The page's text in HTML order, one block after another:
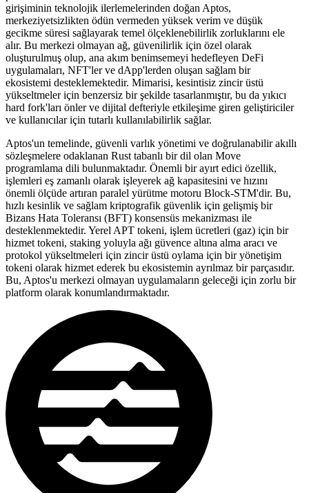
girişiminin teknolojik ilerlemelerinden doğan Aptos,
merkeziyetsizlikten ödün vermeden yüksek verim ve düşük
gecikme süresi sağlayarak temel ölçeklenebilirlik zorluklarını ele
alır. Bu merkezi olmayan ağ, güvenilirlik için özel olarak
oluşturulmuş olup, ana akım benimsemeyi hedefleyen DeFi
uygulamaları, NFT'ler ve dApp'lerden oluşan sağlam bir
ekosistemi desteklemektedir. Mimarisi, kesintisiz zincir üstü
yükseltmeler için benzersiz bir şekilde tasarlanmıştır, bu da yıkıcı
hard fork'ları önler ve dijital defteriyle etkileşime giren geliştiriciler
ve kullanıcılar için tutarlı kullanılabilirlik sağlar.
Aptos'un temelinde, güvenli varlık yönetimi ve doğrulanabilir akıllı
sözleşmelere odaklanan Rust tabanlı bir dil olan Move
programlama dili bulunmaktadır. Önemli bir ayırt edici özellik,
işlemleri eş zamanlı olarak işleyerek ağ kapasitesini ve hızını
önemli ölçüde artıran paralel yürütme motoru Block-STM'dir. Bu,
hızlı kesinlik ve sağlam kriptografik güvenlik için gelişmiş bir
Bizans Hata Toleransı (BFT) konsensüs mekanizması ile
desteklenmektedir. Yerel APT tokeni, işlem ücretleri (gaz) için bir
hizmet tokeni, staking yoluyla ağı güvence altına alma aracı ve
protokol yükseltmeleri için zincir üstü oylama için bir yönetişim
tokeni olarak hizmet ederek bu ekosistemin ayrılmaz bir parçasıdır.
Bu, Aptos'u merkezi olmayan uygulamaların geleceği için zorlu bir
platform olarak konumlandırmaktadır.